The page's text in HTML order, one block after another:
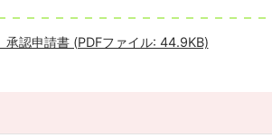
認申請書 (PDFファイル: 44.9KB)